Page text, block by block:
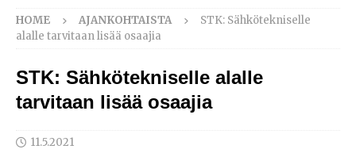
HOME AJANKOHTAISTA
STK: Sähkötekniselle
alalle tarvitaan lisää osaajia
STK: Sähkötekniselle alalle
tarvitaan lisää osaajia
11.5.2021